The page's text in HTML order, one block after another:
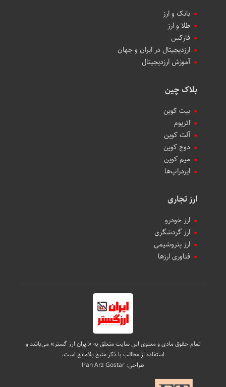
بانک و ارز
طلا و ارز
فارکس
ارزدیجیتال در ایران و جهان
آموزش ارزدیجیتال
بلاک چین
بیت کوین
اتریوم
آلت کوین
دوج کوین
میم کوین‌
ایردراپ‌ها
ارز تجاری
ارز خودرو
ارز گردشگری
ارز پتروشیمی
فناوری ارزها
تمام حقوق مادی و معنوی این سایت متعلق به «ایران ارز گستر» می‌باشد و
استفاده از مطالب با ذکر منبع بلامانع است.
طراحی:Iran Arz Gostar